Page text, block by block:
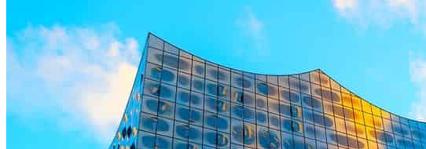
Pauli
&
Reeperbahn